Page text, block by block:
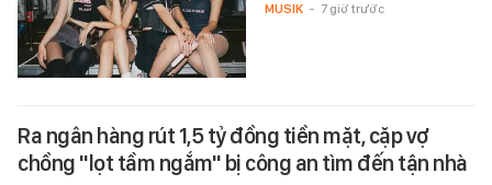
MUSIK - 7 giờ trước
Ra ngân hàng rút 1,5 tỷ đồng tiền mặt, cặp vợ
chồng "lọt tầm ngắm" bị công an tìm đến tận nhà